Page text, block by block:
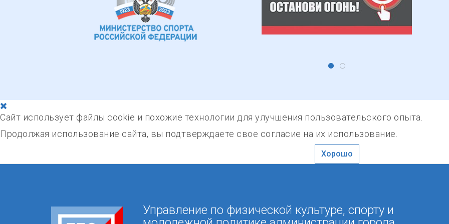
Сайт использует файлы cookie и похожие технологии для улучшения пользовательского опыта.
Продолжая использование сайта, вы подтверждаете свое согласие на их использование.
Хорошо
Управление по физической культуре, спорту и